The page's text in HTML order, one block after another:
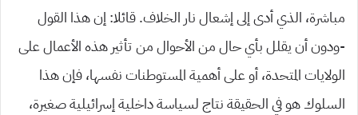
مباشرة، الذي أدى إلى إشعال نار الخلاف. قائلا: إن هذا القول
-ودون أن يقلل بأي حال من الأحوال من تأثير هذه الأعمال على
الولايات المتحدة، أو على أهمية المستوطنات نفسها، فإن هذا
السلوك هو في الحقيقة نتاج لسياسة داخلية إسرائيلية صغيرة،